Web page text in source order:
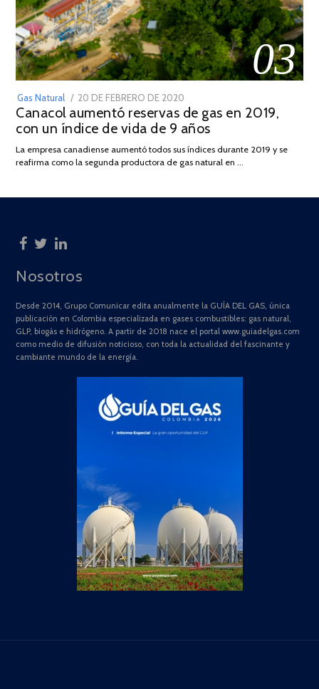
03
Gas Natural
POSTED
ON
20 DE FEBRERO DE 2020
DE
JULIO
2025
Canacol aumentó reservas de gas en 2019,
con un índice de vida de 9 años
La empresa canadiense aumentó todos sus índices durante 2019 y se
reafirma como la segunda productora de gas natural en …
Nosotros
Desde 2014, Grupo Comunicar edita anualmente la GUÍA DEL GAS, única
publicación en Colombia especializada en gases combustibles: gas natural,
GLP, biogás e hidrógeno. A partir de 2018 nace el portal www.guiadelgas.com
como medio de difusión noticioso, con toda la actualidad del fascinante y
cambiante mundo de la energía.